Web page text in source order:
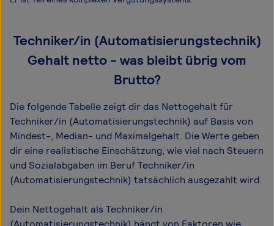
Techniker/in (Automatisierungstechnik)
Gehalt netto - was bleibt übrig vom
Brutto?
Die folgende Tabelle zeigt dir das Netto­gehalt für
Techniker/in (Automatisierungstechnik) auf Basis von
Mindest-, Median- und Maximal­gehalt. Die Werte geben
dir eine realistische Einschätzung, wie viel nach Steuern
und Sozialabgaben im Beruf Techniker/in
(Automatisierungstechnik) tatsächlich ausgezahlt wird.
Dein Nettogehalt als Techniker/in